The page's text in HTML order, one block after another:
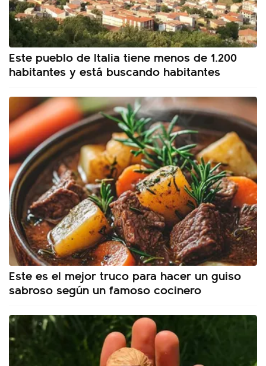
Este pueblo de Italia tiene menos de 1.200
habitantes y está buscando habitantes
Este es el mejor truco para hacer un guiso
sabroso según un famoso cocinero